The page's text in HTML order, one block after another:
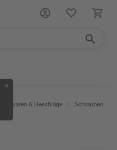
✕
Eisenwaren & Beschläge / Schrauben